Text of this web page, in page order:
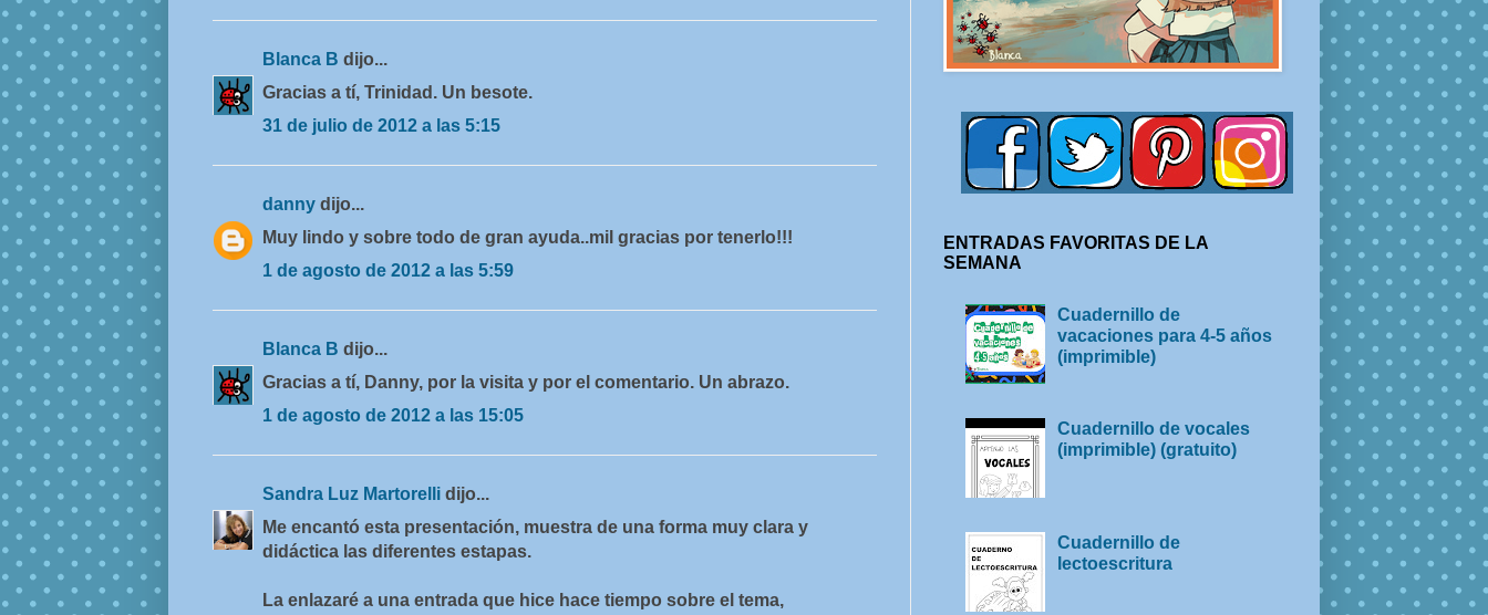
Blanca B dijo...
Gracias a tí, Trinidad. Un besote.
31 de julio de 2012 a las 5:15
danny dijo...
Muy lindo y sobre todo de gran ayuda..mil gracias por tenerlo!!!
1 de agosto de 2012 a las 5:59
Blanca B dijo...
Gracias a tí, Danny, por la visita y por el comentario. Un abrazo.
1 de agosto de 2012 a las 15:05
Sandra Luz Martorelli dijo...
Me encantó esta presentación, muestra de una forma muy clara y
didáctica las diferentes estapas.
La enlazaré a una entrada que hice hace tiempo sobre el tema,
ENTRADAS FAVORITAS DE LA
SEMANA
Cuadernillo de
vacaciones para 4-5 años
(imprimible)
Cuadernillo de vocales
(imprimible) (gratuito)
Cuadernillo de
lectoescritura